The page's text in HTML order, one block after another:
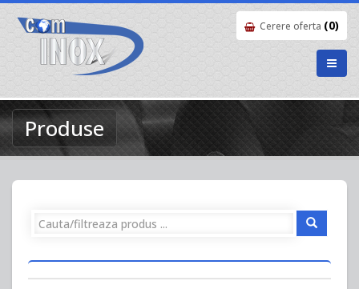
Cerere oferta (0)
Produse